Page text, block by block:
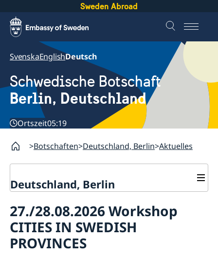
Sweden Abroad
SvenskaEnglishDeutsch
Schwedische Botschaft
Berlin, Deutschland
Ortszeit05:19
Botschaften Deutschland, Berlin Aktuelles
Deutschland, Berlin
Geänderte Öffnungszeiten
Wahl 2026
Veranstaltungen
Stellenanzeigen der Botschaft
Kontakt & Öffnungszeiten
Unsere Konsulate
Ansprechpartner für die Medien
Über uns
Die Schwedische Botschaft: Das Gebäude
Schweden in Deutschland
27./28.08.2026 Workshop
CITIES IN SWEDISH
PROVINCES